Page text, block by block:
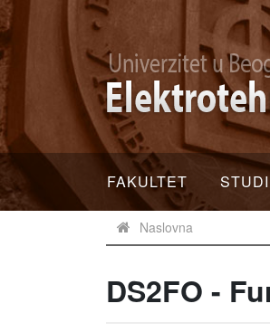
FAKULTET
Naslovna
DS2FO -